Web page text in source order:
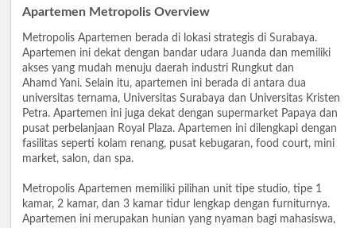
Apartemen Metropolis Overview
Metropolis Apartemen berada di lokasi strategis di Surabaya.
Apartemen ini dekat dengan bandar udara Juanda dan memiliki
akses yang mudah menuju daerah industri Rungkut dan
Ahamd Yani. Selain itu, apartemen ini berada di antara dua
universitas ternama, Universitas Surabaya dan Universitas Kristen
Petra. Apartemen ini juga dekat dengan supermarket Papaya dan
pusat perbelanjaan Royal Plaza. Apartemen ini dilengkapi dengan
fasilitas seperti kolam renang, pusat kebugaran, food court, mini
market, salon, dan spa.
Metropolis Apartemen memiliki pilihan unit tipe studio, tipe 1
kamar, 2 kamar, dan 3 kamar tidur lengkap dengan furniturnya.
Apartemen ini merupakan hunian yang nyaman bagi mahasiswa,